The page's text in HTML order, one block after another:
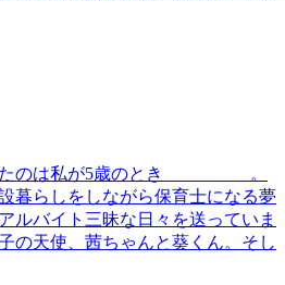
のは私が5歳のとき＿＿＿＿＿。
暮らしをしながら保育士になる夢
ルバイト三昧な日々を送っていま
の天使、茜ちゃんと葵くん。そし